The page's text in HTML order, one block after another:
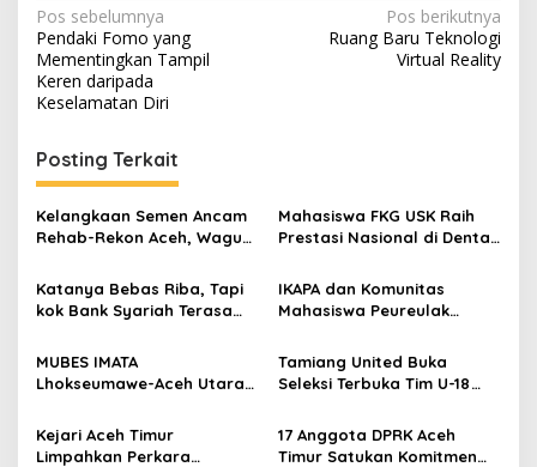
N
a
v
i
g
a
s
i
p
o
s
Pos sebelumnya
Pendaki Fomo yang
Mementingkan Tampil
Keren daripada
Keselamatan Diri
Pos berikutnya
Ruang Baru Teknologi
Virtual Reality
Posting Terkait
Kelangkaan Semen Ancam
Rehab-Rekon Aceh, Wagub
Mahasiswa FKG USK Raih
Prestasi Nasional di Dental
Katanya Bebas Riba, Tapi
kok Bank Syariah Terasa
IKAPA dan Komunitas
Mahasiswa Peureulak
Peureulak Raya
MUBES IMATA
Lhokseumawe-Aceh Utara
Terpilih Pimpin Periode
2026–2027
Tamiang United Buka
Seleksi Terbuka Tim U-18
Aceh 2026
Kejari Aceh Timur
Limpahkan Perkara
17 Anggota DPRK Aceh
Timur Satukan Komitmen